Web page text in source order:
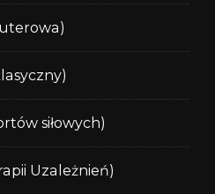
siłowych)
Uzależnień)